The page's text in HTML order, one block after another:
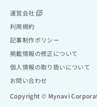
運営会社
利用規約
記事制作ポリシー
掲載情報の修正について
個人情報の取り扱いについて
お問い合わせ
Copyright © Mynavi